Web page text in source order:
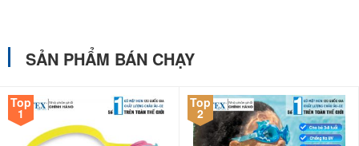
SẢN PHẨM BÁN CHẠY
Top
1
Top
2